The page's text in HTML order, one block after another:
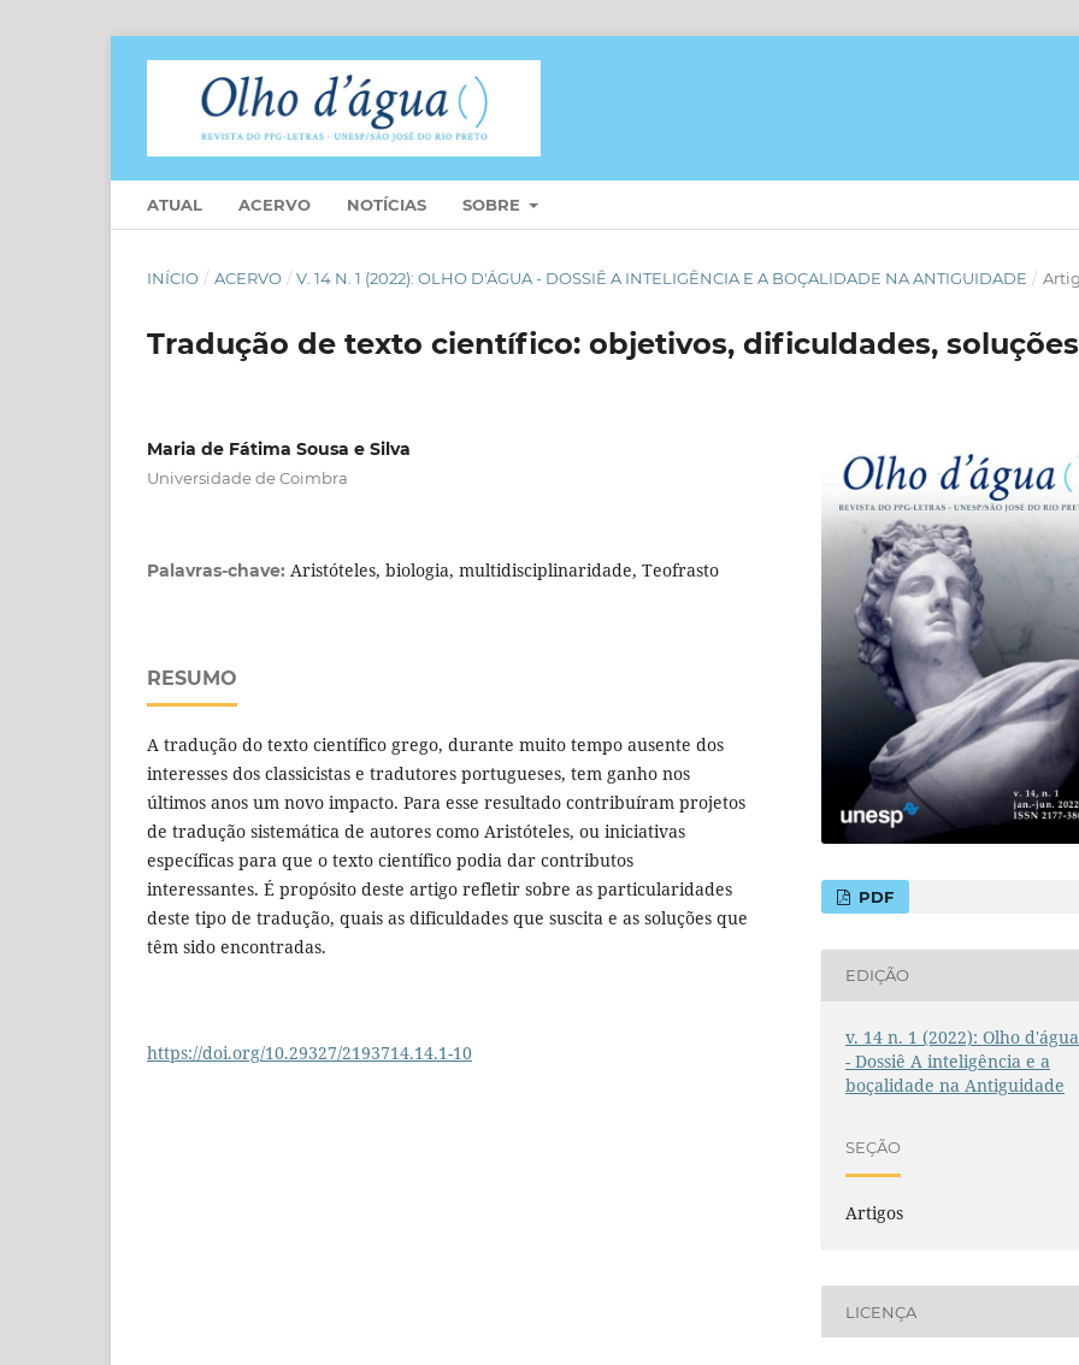
ATUAL ACERVO NOTÍCIAS SOBRE
INÍCIO / ACERVO / V. 14 N. 1 (2022): OLHO D'ÁGUA - DOSSIÊ A INTELIGÊNCIA E A BOÇALIDADE NA ANTIGUIDADE /
Tradução de texto científico: objetivos, dificuldades, soluções
Maria de Fátima Sousa e Silva
Universidade de Coimbra
Palavras-chave: Aristóteles, biologia, multidisciplinaridade, Teofrasto
RESUMO
A tradução do texto científico grego, durante muito tempo ausente dos
interesses dos classicistas e tradutores portugueses, tem ganho nos
últimos anos um novo impacto. Para esse resultado contribuíram projetos
de tradução sistemática de autores como Aristóteles, ou iniciativas
específicas para que o texto científico podia dar contributos
interessantes. É propósito deste artigo refletir sobre as particularidades
deste tipo de tradução, quais as dificuldades que suscita e as soluções que
têm sido encontradas.
https://doi.org/10.29327/2193714.14.1-10
PDF
EDIÇÃO
v. 14 n. 1 (2022): Olho d'água
- Dossiê A inteligência e a
boçalidade na Antiguidade
SEÇÃO
Artigos
LICENÇA